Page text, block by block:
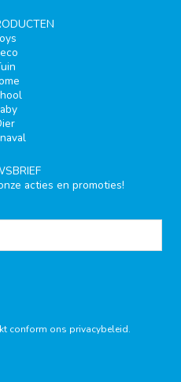
acties en promoties!
conform ons privacybeleid.